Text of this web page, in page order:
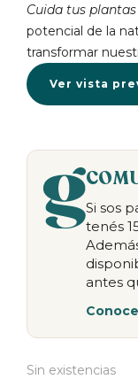
Cuida tus
potencial de la
transformar
Ver vista
Si sos
tenés
antes
Sin existencias